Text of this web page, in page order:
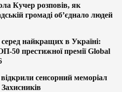
Кучер розповів, як
громаді об’єднало людей
найкращих в Україні:
50 престижної премії Global
сенсорний меморіал